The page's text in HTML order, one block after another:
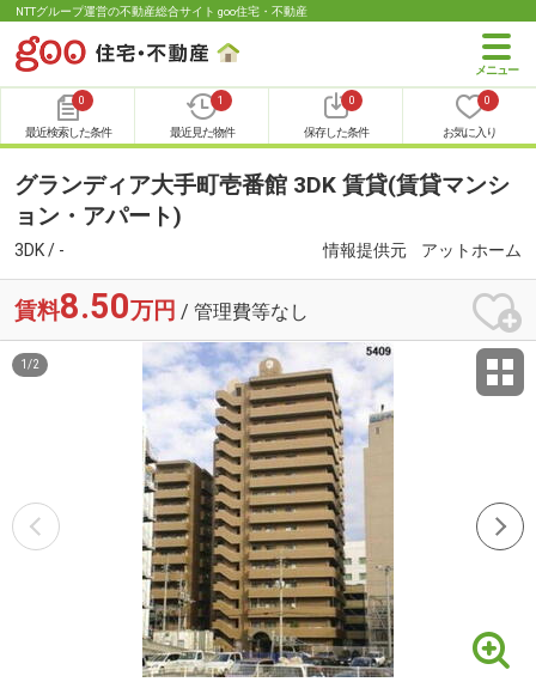
NTTグループ運営の不動産総合サイト goo住宅・不動産
0
最近検索した条件
1
最近見た物件
0
保存した条件
0
お気に入り
グランディア大手町壱番館 3DK 賃貸(賃貸マンシ
ョン・アパート)
3DK / - 情報提供元 アットホーム
賃料8.50万円 / 管理費等なし
1 /2